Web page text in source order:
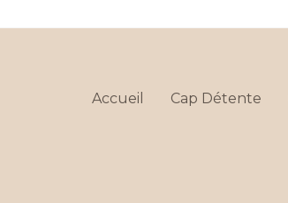
Accueil Cap Détente